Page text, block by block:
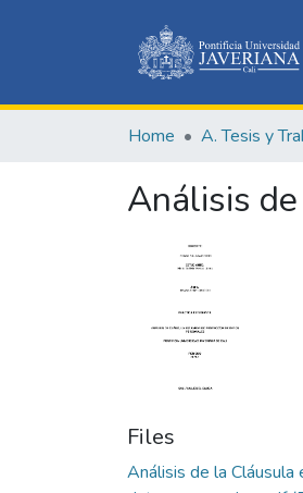
Home A. Tesis y
Análisis
Files
Análisis de la